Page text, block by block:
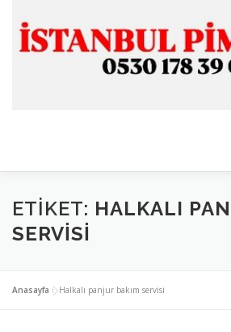
ANASAYFA İSTANBUL PİMAPEN
ETIKET: HALKALI
SERVISI
Anasayfa »Halkalı panjur bakım servisi